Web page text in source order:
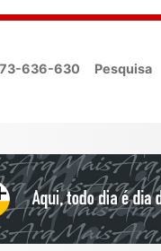
636-630 Pesquisa